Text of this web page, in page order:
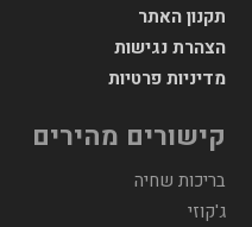
תקנון האתר
הצהרת נגישות
מדיניות פרטיות
קישורים מהירים
בריכות שחיה
ג'קוזי